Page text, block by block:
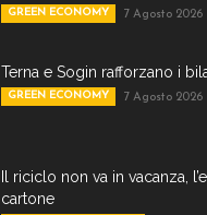
GREEN ECONOMY 7 Agosto 2026
Terna e Sogin rafforzano i
GREEN ECONOMY 7 Agosto 2026
Il riciclo non va in vacanza,
cartone